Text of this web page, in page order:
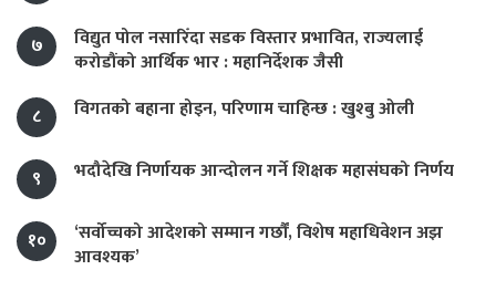
७
विद्युत पोल नसारिँदा सडक विस्तार प्रभावित, राज्यलाई
करोडौंको आर्थिक भार : महानिर्देशक जैसी
८
विगतको बहाना होइन, परिणाम चाहिन्छ : खुश्बु ओली
९ भदौदेखि निर्णायक आन्दोलन गर्ने शिक्षक महासंघको निर्णय
१०
‘सर्वोच्चको आदेशको सम्मान गर्छौं, विशेष महाधिवेशन अझ
आवश्यक’